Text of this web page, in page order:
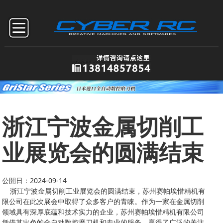
浙江宁波金属切削工
业展览会的圆满结束
公開日：2024-09-14
浙江宁波金属切削工业展览会的圆满结束，苏州赛帕埃惜精机有
限公司在此次展会中取得了众多客户的青睐。作为一家在金属切削
领域具有深厚底蕴和技术实力的企业，苏州赛帕埃惜精机有限公司